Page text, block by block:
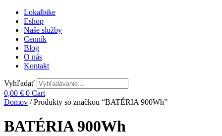
Lokalbike
Eshop
Naše služby
Cenník
Blog
O nás
Kontakt
Vyhľadať
0,00 € 0 Cart
Domov / Produkty so značkou “BATÉRIA 900Wh”
BATÉRIA 900Wh